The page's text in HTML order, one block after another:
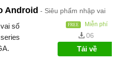
Android Siêu phẩm nhập vai anime
số
Miễn phí
06
Tải về